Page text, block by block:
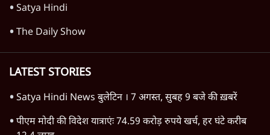
Satya Hindi
The Daily Show
LATEST STORIES
Satya Hindi News बुलेटिन । 7 अगस्त, सुबह 9 बजे की ख़बरें
पीएम मोदी की विदेश यात्राएंः 74.59 करोड़ रुपये खर्च, हर घंटे करीब